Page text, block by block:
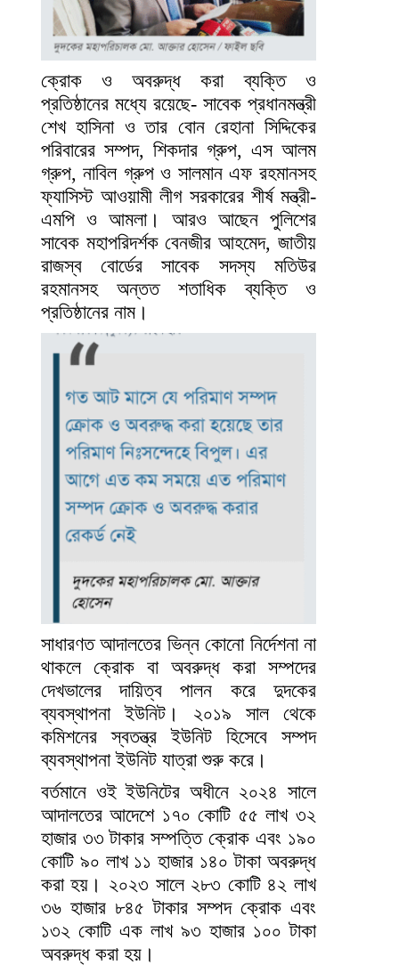
ক্রোক ও অবরুদ্ধ করা ব্যক্তি ও
প্রতিষ্ঠানের মধ্যে রয়েছে- সাবেক প্রধানমন্ত্রী
শেখ হাসিনা ও তার বোন রেহানা সিদ্দিকের
পরিবারের সম্পদ, শিকদার গ্রুপ, এস আলম
গ্রুপ, নাবিল গ্রুপ ও সালমান এফ রহমানসহ
ফ্যাসিস্ট আওয়ামী লীগ সরকারের শীর্ষ মন্ত্রী-
এমপি ও আমলা। আরও আছেন পুলিশের
সাবেক মহাপরিদর্শক বেনজীর আহমেদ, জাতীয়
রাজস্ব বোর্ডের সাবেক সদস্য মতিউর
রহমানসহ অন্তত শতাধিক ব্যক্তি ও
প্রতিষ্ঠানের নাম।
সাধারণত আদালতের ভিন্ন কোনো নির্দেশনা না
থাকলে ক্রোক বা অবরুদ্ধ করা সম্পদের
দেখভালের দায়িত্ব পালন করে দুদকের
ব্যবস্থাপনা ইউনিট। ২০১৯ সাল থেকে
কমিশনের স্বতন্ত্র ইউনিট হিসেবে সম্পদ
ব্যবস্থাপনা ইউনিট যাত্রা শুরু করে।
বর্তমানে ওই ইউনিটের অধীনে ২০২৪ সালে
আদালতের আদেশে ১৭০ কোটি ৫৫ লাখ ৩২
হাজার ৩৩ টাকার সম্পত্তি ক্রোক এবং ১৯০
কোটি ৯০ লাখ ১১ হাজার ১৪০ টাকা অবরুদ্ধ
করা হয়। ২০২৩ সালে ২৮৩ কোটি ৪২ লাখ
৩৬ হাজার ৮৪৫ টাকার সম্পদ ক্রোক এবং
১৩২ কোটি এক লাখ ৯৩ হাজার ১০০ টাকা
অবরুদ্ধ করা হয়।